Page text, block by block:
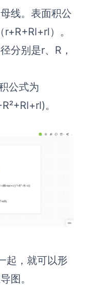
线。表面积公
）。
分别是r、R，
公式为
。
起，就可以形
图。